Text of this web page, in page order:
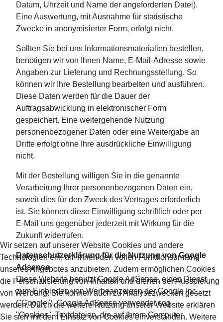
Datum, Uhrzeit und Name der angeforderten Datei).
Eine Auswertung, mit Ausnahme für statistische
Zwecke in anonymisierter Form, erfolgt nicht.
Sollten Sie bei uns Informationsmaterialien bestellen,
benötigen wir von Ihnen Name, E-Mail-Adresse sowie
Angaben zur Lieferung und Rechnungsstellung. So
können wir Ihre Bestellung bearbeiten und ausführen.
Diese Daten werden für die Dauer der
Auftragsabwicklung in elektronischer Form
gespeichert. Eine weitergehende Nutzung
personenbezogener Daten oder eine Weitergabe an
Dritte erfolgt ohne Ihre ausdrückliche Einwilligung
nicht.
Mit der Bestellung willigen Sie in die genannte
Verarbeitung Ihrer personenbezogenen Daten ein,
soweit dies für den Zweck des Vertrages erforderlich
ist. Sie können diese Einwilligung schriftlich oder per
E-Mail uns gegenüber jederzeit mit Wirkung für die
Zukunft widerrufen.
Datenschutzerklärung für die Nutzung von Google
Adsense
Diese Website benutzt Google AdSense, einen Dienst
zum Einbinden von Werbeanzeigen der Google Inc.
("Google"). Google AdSense verwendet sog.
"Cookies", Textdateien, die auf Ihrem Computer
Wir setzen auf unserer Website Cookies und andere
Technologien ein, um Ihnen den vollen Funktionsumfang
unseres Angebotes anzubieten. Zudem ermöglichen Cookies
die Personalisierung von Inhalten und dienen der Ausspielung
von Werbung. Sie können auch zu Analysezwecken gesetzt
werden. Durch die weitere Nutzung unserer Website erklären
Sie sich mit dem Einsatz von Cookies einverstanden. Weitere